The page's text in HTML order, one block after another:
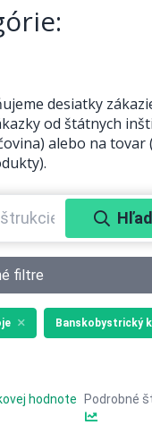
desiatky
od štátnych
alebo na tovar
filtre
Banskobystrický
hodnote
Podrobné